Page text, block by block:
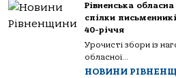
Рівненська обласна
спілки
40-річчя
Урочисті збори із
обласної...
НОВИНИ